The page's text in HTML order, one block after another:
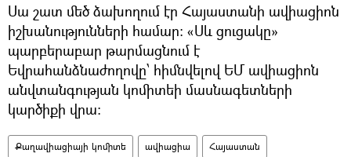
Սա շատ մեծ ձախողում էր Հայաստանի ավիացիոն
իշխանությունների համար: «Սև ցուցակը»
պարբերաբար թարմացնում է
Եվրահանձնաժողովը՝ հիմնվելով ԵՄ ավիացիոն
անվտանգության կոմիտեի մասնագետների
կարծիքի վրա:
Քաղավիացիայի կոմիտե ավիացիա Հայաստան